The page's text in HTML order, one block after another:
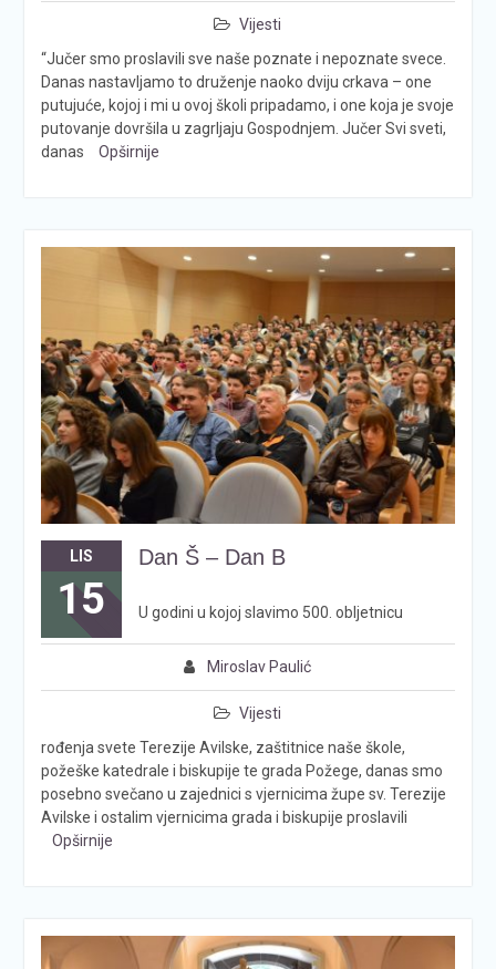
Vijesti
“Jučer smo proslavili sve naše poznate i nepoznate svece.
Danas nastavljamo to druženje naoko dviju crkava – one
putujuće, kojoj i mi u ovoj školi pripadamo, i one koja je svoje
putovanje dovršila u zagrljaju Gospodnjem. Jučer Svi sveti,
danas
Opširnije
LIS
15
Dan Š – Dan B
Miroslav Paulić
Vijesti
U godini u kojoj slavimo 500. obljetnicu
rođenja svete Terezije Avilske, zaštitnice naše škole,
požeške katedrale i biskupije te grada Požege, danas smo
posebno svečano u zajednici s vjernicima župe sv. Terezije
Avilske i ostalim vjernicima grada i biskupije proslavili
Opširnije